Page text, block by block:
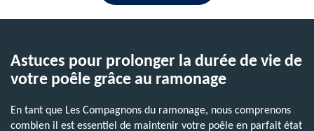
Astuces pour prolonger la durée de vie de
votre poêle grâce au ramonage
En tant que Les Compagnons du ramonage, nous comprenons
combien il est essentiel de maintenir votre poêle en parfait état